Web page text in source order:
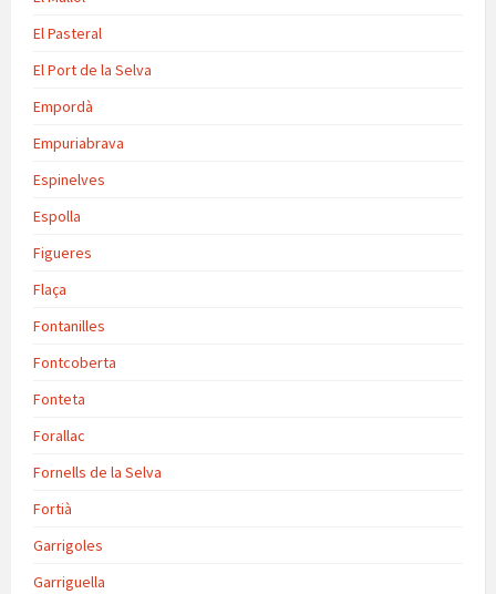
El Pasteral
El Port de la Selva
Empordà
Empuriabrava
Espinelves
Espolla
Figueres
Flaça
Fontanilles
Fontcoberta
Fonteta
Forallac
Fornells de la Selva
Fortià
Garrigoles
Garriguella